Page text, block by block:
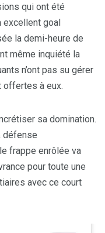
qui ont été
excellent goal
la demi-heure de
même inquiété la
n’ont pas su gérer
à eux.
sa domination.
défense
frappe enrôlée va
pour toute une
avec ce court